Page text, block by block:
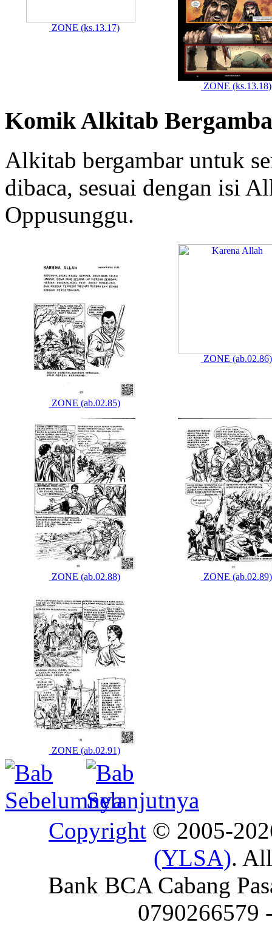
ZONE (ks.13.17)
ZONE (ks.13.18)
Komik Alkitab
Alkitab bergambar untuk
dibaca, sesuai dengan isi
Oppusunggu.
ZONE (ab.02.85)
ZONE (ab.02.86)
ZONE (ab.02.88) ZONE (ab.02.89)
ZONE (ab.02.91)
Copyright © 2005-
(YLSA).
Bank BCA Cabang
0790266579